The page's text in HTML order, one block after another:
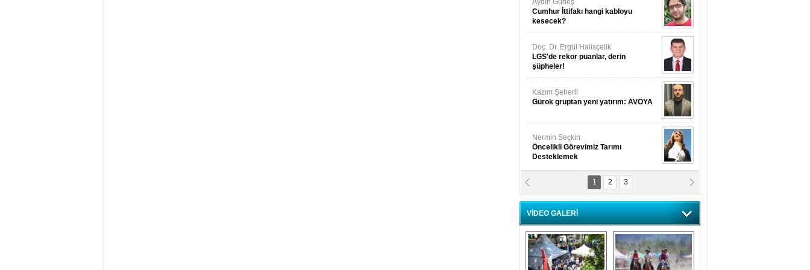
Aydın Güneş
Cumhur İttifakı hangi kabloyu
kesecek?
Doç. Dr. Ergül Halisçelik
LGS'de rekor puanlar, derin
şüpheler!
Kazım Şeherli
Gürok gruptan yeni yatırım: AVOYA
Nermin Seçkin
Öncelikli Görevimiz Tarımı
Desteklemek
Nilüfer Menekli Buzcular
Siz Hiç Kelebeklerin Sesini
Duydunuz Mu?
1 2 3
VİDEO GALERİ